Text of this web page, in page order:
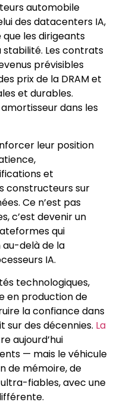
automobile
des datacenters IA,
les dirigeants
stabilité. Les contrats
prévisibles
prix de la DRAM et
et durables.
dans les
leur position
et
constructeurs sur
Ce n’est pas
c’est devenir un
qui
delà de la
IA.
technologiques,
en production de
la confiance dans
sur des décennies. La
aujourd’hui
— mais le véhicule
de mémoire, de
fiables, avec une